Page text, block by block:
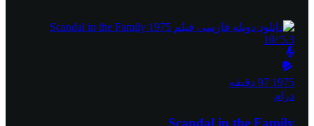
5.3
/10
1975 97 دقیقه
درام
Scandal in the Family